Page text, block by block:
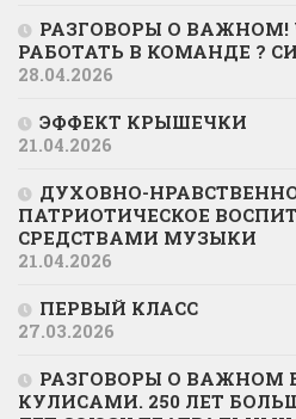
РАЗГОВОРЫ О ВАЖНОМ!
РАБОТАТЬ В КОМАНДЕ ?
28.04.2026
ЭФФЕКТ КРЫШЕЧКИ
21.04.2026
ДУХОВНО-
ПАТРИОТИЧЕСКОЕ
СРЕДСТВАМИ МУЗЫКИ
21.04.2026
ПЕРВЫЙ КЛАСС
27.03.2026
РАЗГОВОРЫ О ВАЖНОМ
КУЛИСАМИ. 250 ЛЕТ